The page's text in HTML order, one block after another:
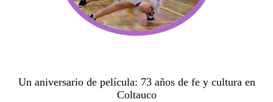
Un aniversario de película: 73 años de fe y cultura en
Coltauco